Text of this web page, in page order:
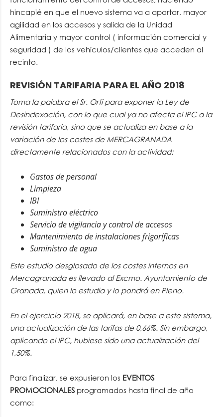
hincapié en que el nuevo sistema va a aportar, mayor
agilidad en los accesos y salida de la Unidad
Alimentaria y mayor control ( información comercial y
seguridad ) de los vehículos/clientes que acceden al
recinto.
REVISIÓN TARIFARIA PARA EL AÑO 2018
Toma la palabra el Sr. Orti para exponer la Ley de
Desindexación, con lo que cual ya no afecta el IPC a la
revisión tarifaria, sino que se actualiza en base a la
variación de los costes de MERCAGRANADA
directamente relacionados con la actividad:
Gastos de personal
Limpieza
IBI
Suministro eléctrico
Servicio de vigilancia y control de accesos
Mantenimiento de instalaciones frigoríficas
Suministro de agua
Este estudio desglosado de los costes internos en
Mercagranada es llevado al Excmo. Ayuntamiento de
Granada, quien lo estudia y lo pondrá en Pleno.
En el ejercicio 2018, se aplicará, en base a este sistema,
una actualización de las tarifas de 0,66%. Sin embargo,
aplicando el IPC, hubiese sido una actualización del
1,50%.
Para finalizar, se expusieron los EVENTOS
PROMOCIONALES programados hasta final de año
como: